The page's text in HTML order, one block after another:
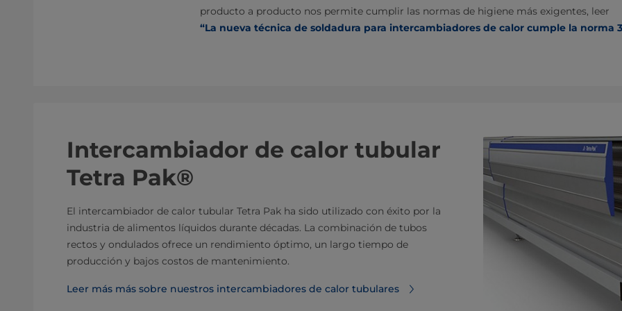
producto a producto nos permite cumplir las normas de higiene más exigentes, leer
“La nueva técnica de soldadura para intercambiadores de calor cumple la norma
Intercambiador de calor tubular
Tetra Pak®
El intercambiador de calor tubular Tetra Pak ha sido utilizado con éxito por la
industria de alimentos líquidos durante décadas. La combinación de tubos
rectos y ondulados ofrece un rendimiento óptimo, un largo tiempo de
producción y bajos costos de mantenimiento.
Leer más más sobre nuestros intercambiadores de calor tubulares